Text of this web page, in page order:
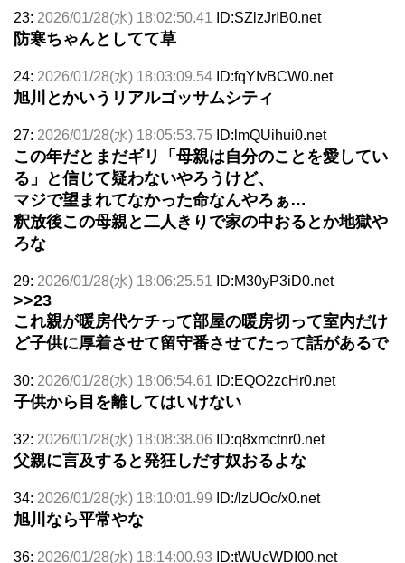
23: 2026/01/28(水) 18:02:50.41 ID:SZlzJrIB0.net
防寒ちゃんとしてて草
24: 2026/01/28(水) 18:03:09.54 ID:fqYIvBCW0.net
旭川とかいうリアルゴッサムシティ
27: 2026/01/28(水) 18:05:53.75 ID:lmQUihui0.net
この年だとまだギリ「母親は自分のことを愛してい
る」と信じて疑わないやろうけど、
マジで望まれてなかった命なんやろぁ…
釈放後この母親と二人きりで家の中おるとか地獄や
ろな
29: 2026/01/28(水) 18:06:25.51 ID:M30yP3iD0.net
>>23
これ親が暖房代ケチって部屋の暖房切って室内だけ
ど子供に厚着させて留守番させてたって話があるで
30: 2026/01/28(水) 18:06:54.61 ID:EQO2zcHr0.net
子供から目を離してはいけない
32: 2026/01/28(水) 18:08:38.06 ID:q8xmctnr0.net
父親に言及すると発狂しだす奴おるよな
34: 2026/01/28(水) 18:10:01.99 ID:/lzUOc/x0.net
旭川なら平常やな
36: 2026/01/28(水) 18:14:00.93 ID:tWUcWDI00.net